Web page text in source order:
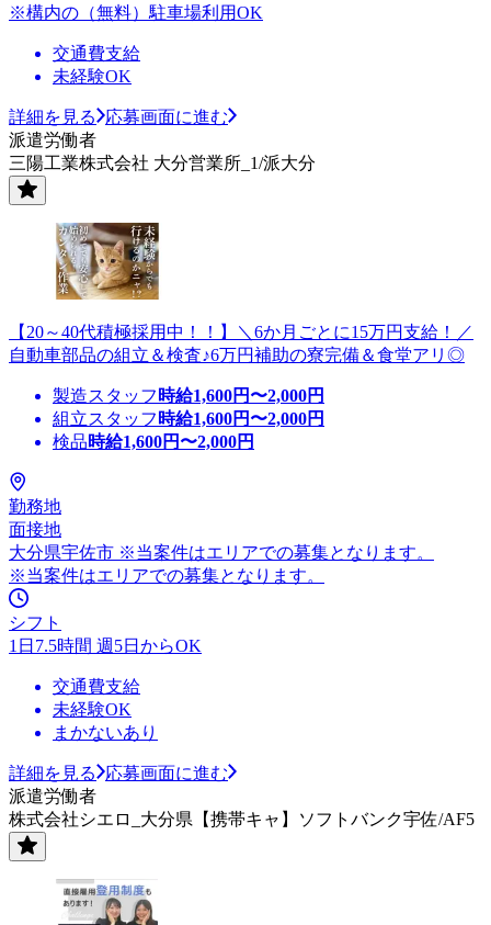
※構内の（無料）駐車場利用OK
交通費支給
未経験OK
詳細を見る
応募画面に進む
派遣労働者
三陽工業株式会社 大分営業所_1/派大分
【20～40代積極採用中！！】＼6か月ごとに15万円支給！／
自動車部品の組立＆検査♪6万円補助の寮完備＆食堂アリ◎
製造スタッフ 時給1,600円〜2,000円
組立スタッフ 時給1,600円〜2,000円
検品時給1,600円〜2,000円
勤務地
面接地
大分県宇佐市 ※当案件はエリアでの募集となります。
※当案件はエリアでの募集となります。
シフト
1日7.5時間 週5日からOK
交通費支給
未経験OK
まかないあり
詳細を見る
応募画面に進む
派遣労働者
株式会社シエロ_大分県【携帯キャ】ソフトバンク宇佐/AF5